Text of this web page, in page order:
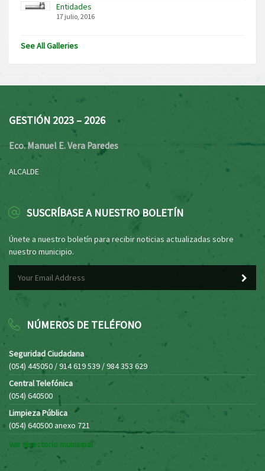
Entidades
17 julio, 2016
See All Galleries
GESTIÓN 2023 – 2026
Eco. Manuel E. Vera Paredes
ALCALDE
SUSCRÍBASE A NUESTRO BOLETÍN
Únete a nuestro boletín para recibir noticias actualizadas sobre
nuestro municipio.
NÚMEROS DE TELÉFONO
Seguridad Ciudadana
(054) 445050 / 914 619 539 / 984 353 629
Central Telefónica
(054) 640500
Limpieza Pública
(054) 640500 anexo 721
Ver directorio municipal